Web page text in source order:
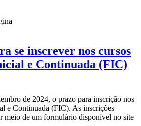
se inscrever nos cursos
e Continuada (FIC)
de 2024, o prazo para inscrição nos
e Continuada (FIC). As inscrições
meio de um formulário disponível no site